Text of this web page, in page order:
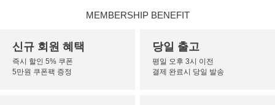
MEMBERSHIP BENEFIT
신규 회원 혜택
즉시 할인 5% 쿠폰
5만원 쿠폰팩 증정
당일 출고
평일 오후 3시 이전
결제 완료시 당일 발송